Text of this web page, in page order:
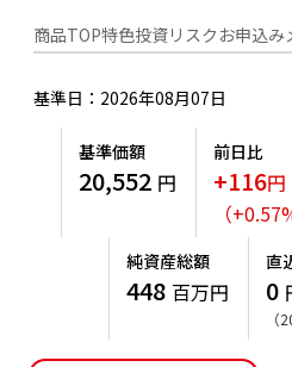
有価証券届出書の効力の発生の
こだわりのインデックスファンド
確定拠出年金について
確定拠出年金での商品の選び方
NAMシティ
投資の教室
ニッセイアセットの重要課題
サステナビリティへの取り組み
サステナビリティレポート
受賞歴
方針・その他開示情報
採用情報
公式キャラクターのご紹介
商品TOP特色投資リスク お申込み
基準日：2026年08月07日
基準価額
20,552 円
前日比
+116円
（+0.57
純資産総額
448 百万円
直
0
（